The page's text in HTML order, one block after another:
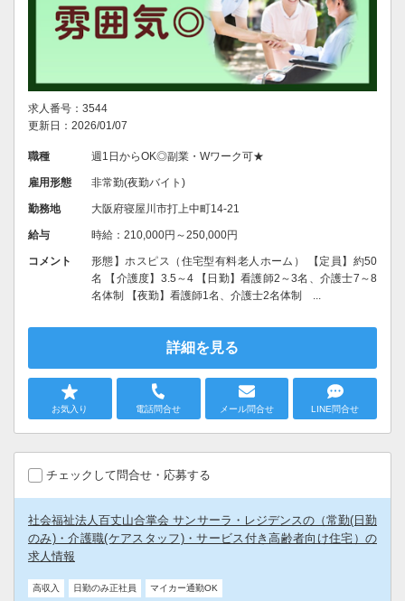
求人番号：3544
更新日：2026/01/07
職種 週1日からOK◎副業・Wワーク可★
雇用形態 非常勤(夜勤バイト)
勤務地 大阪府寝屋川市打上中町14-21
給与 時給：210,000円～250,000円
コメント
形態】ホスピス（住宅型有料老人ホーム） 【定員】約50
名 【介護度】3.5～4 【日勤】看護師2～3名、介護士7～8
名体制 【夜勤】看護師1名、介護士2名体制 ...
詳細を見る
お気入り 電話問合せ メール問合せ LINE問合せ
チェックして問合せ・応募する
社会福祉法人百丈山合掌会 サンサーラ・レジデンスの（常勤(日勤
のみ)・介護職(ケアスタッフ)・サービス付き高齢者向け住宅）の
求人情報
高収入 日勤のみ正社員 マイカー通勤OK